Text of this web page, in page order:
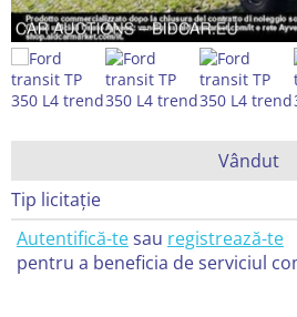
Vândut
Tip licitație
Autentifică-tesau registrează-te
pentru a beneficia de serviciul